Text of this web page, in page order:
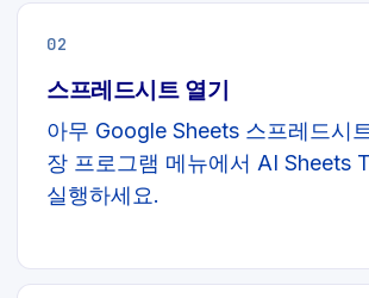
02
스프레드시트 열기
아무 Google Sheets 스프레드시
장 프로그램 메뉴에서 AI Sheets
실행하세요.